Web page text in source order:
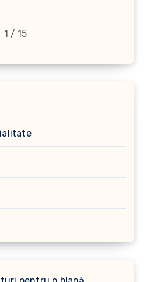
1 / 15